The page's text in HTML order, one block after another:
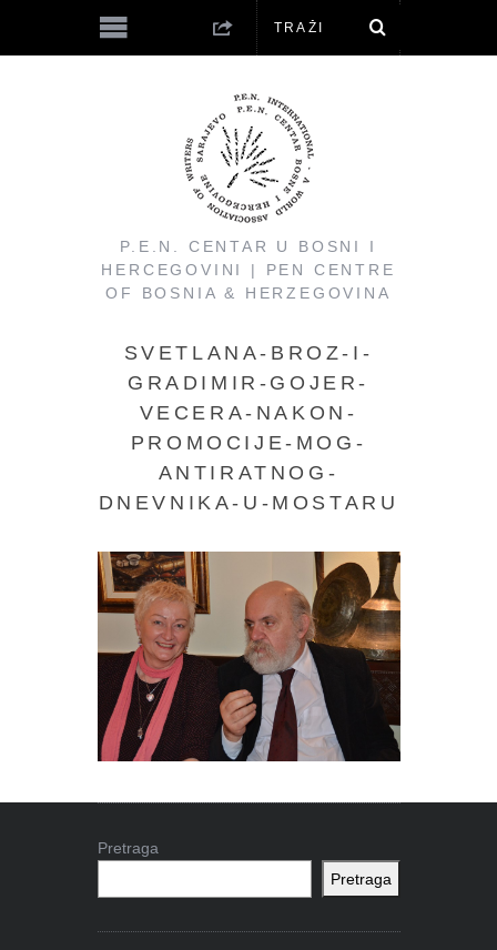
P.E.N. CENTAR U BOSNI I
HERCEGOVINI | PEN CENTRE
OF BOSNIA & HERZEGOVINA
SVETLANA-BROZ-I-
GRADIMIR-GOJER-
VECERA-NAKON-
PROMOCIJE-MOG-
ANTIRATNOG-
DNEVNIKA-U-MOSTARU
Pretraga
Pretraga